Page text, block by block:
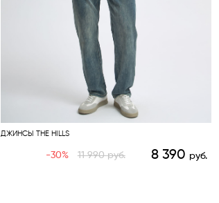
ДЖИНСЫ THE HILLS
-30% 11 990руб. 8 390 руб.